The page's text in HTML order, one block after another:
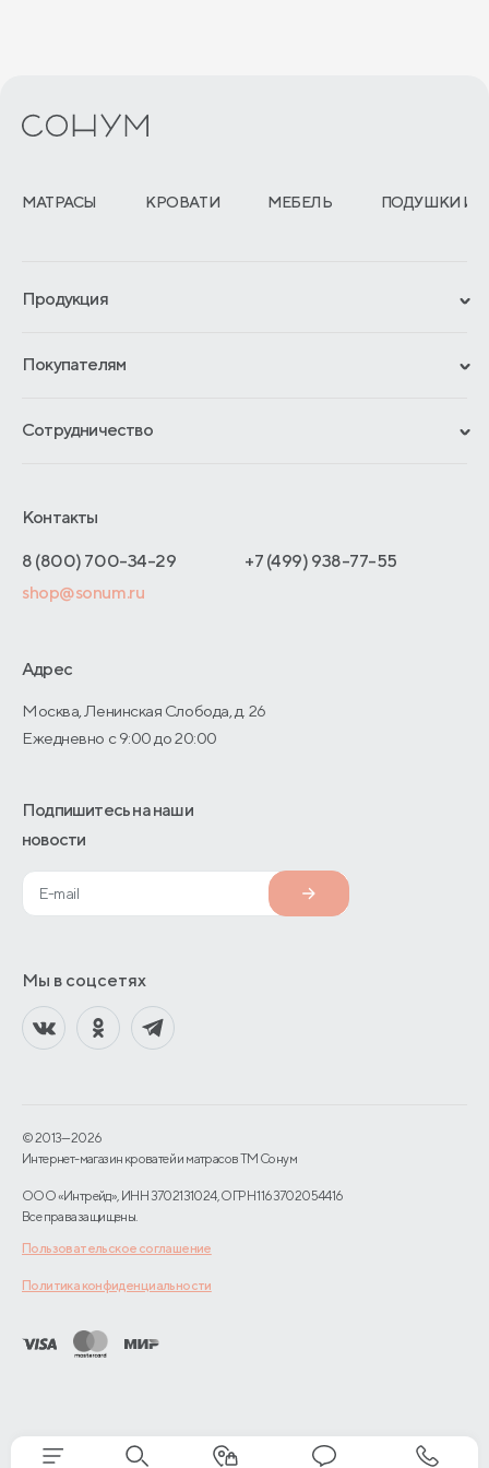
МАТРАСЫ КРОВАТИ МЕБЕЛЬ ПОДУШКИ И
Продукция
Гарантии
Отзывы покупателей
Покупателям
Обмен и возврат
Как оформить заказ
Адреса магазинов
Договор-оферты
Сотрудничество
Отельерам
Оптовые продажи
О производстве
Контакты
8 (800) 700-34-29
+7 (499) 938-77-55
shop@sonum.ru
Адрес
Москва, Ленинская Слобода, д. 26
Ежедневно с 9:00 до 20:00
Подпишитесь на наши
новости
Мы в соцсетях
© 2013—2026
Интернет-магазин кроватей и матрасов TM Сонум
ООО «Интрейд», ИНН 3702131024, ОГРН 1163702054416
Все права защищены.
Пользовательское соглашение
Политика конфиденциальности